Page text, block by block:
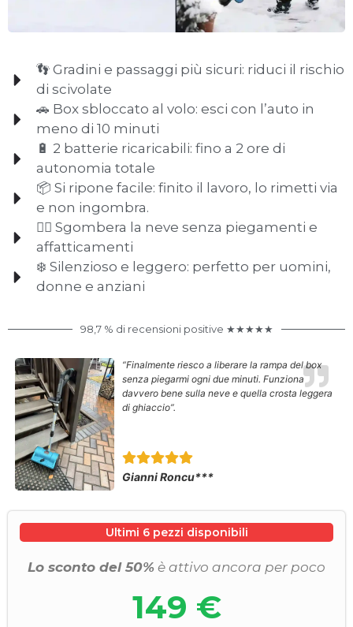
👣 Gradini e passaggi più sicuri: riduci il rischio
di scivolate
🚗 Box sbloccato al volo: esci con l’auto in
meno di 10 minuti
🔋 2 batterie ricaricabili: fino a 2 ore di
autonomia totale
📦 Si ripone facile: finito il lavoro, lo rimetti via
e non ingombra.
🧍‍♂️ Sgombera la neve senza piegamenti e
affatticamenti
❄️ Silenzioso e leggero: perfetto per uomini,
donne e anziani
98,7 % di recensioni positive ★★★★★
“Finalmente riesco a liberare la rampa del box
senza piegarmi ogni due minuti. Funziona
davvero bene sulla neve e quella crosta leggera
di ghiaccio”.
Gianni Roncu***
Ultimi 6 pezzi disponibili
Lo sconto del 50% è attivo ancora per poco
149 €